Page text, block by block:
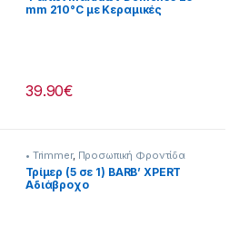
mm 210°C με Κεραμικές
39.90€
• Trimmer, Προσωπική Φροντίδα
Τρίμερ (5 σε 1) BARB’ XPERT
Αδιάβροχο